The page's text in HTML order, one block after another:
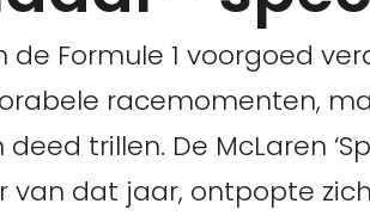
Formule 1 voorgoed
racemomenten,
trillen. De McLaren
van dat jaar, ontpopte